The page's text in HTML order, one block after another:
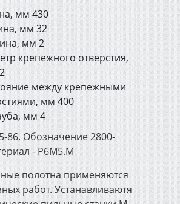
и средства
канат Usha
мм 430
мм 32
мм 2
крепежного отверстия,
между крепежными
мм 400
мм 4
86. Обозначение 2800-
- Р6М5.M
полотна применяются
работ. Устанавливаютя